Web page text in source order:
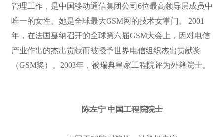
管理工作，是中国移动通信集团公司6位最高领导层成员中
唯一的女性。她是全球最大GSM网的技术女掌门。 2001
年，在法国戛纳召开的全球第六届GSM大会上，因对电信
产业作出的杰出贡献而被授予世界电信组织杰出贡献奖
（GSM奖）。2003年，被瑞典皇家工程院评为外籍院士。
陈左宁 中国工程院院士